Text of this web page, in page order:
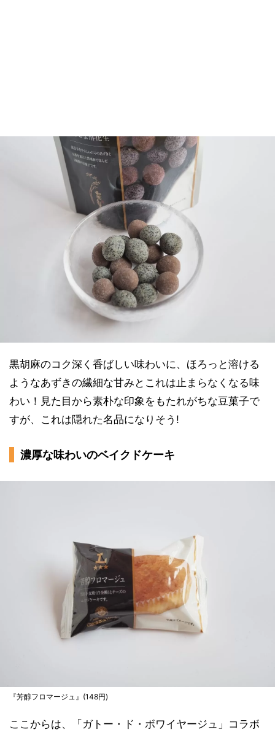
黒胡麻のコク深く香ばしい味わいに、ほろっと溶ける
ようなあずきの繊細な甘みとこれは止まらなくなる味
わい！見た目から素朴な印象をもたれがちな豆菓子で
すが、これは隠れた名品になりそう!
濃厚な味わいのベイクドケーキ
『芳醇フロマージュ』(148円)
ここからは、「ガトー・ド・ボワイヤージュ」コラボ